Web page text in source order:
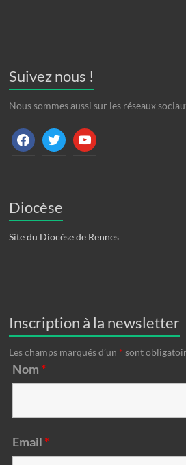
Suivez nous !
Nous sommes aussi sur les réseaux
Diocèse
Site du Diocèse de Rennes
Inscription à la newsletter
Les champs marqués d’un * sont
Nom *
Email *